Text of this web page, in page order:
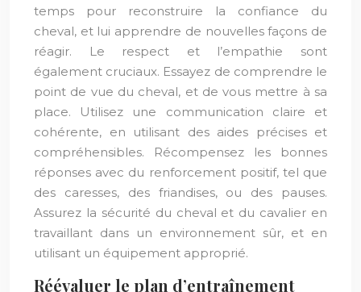
temps pour reconstruire la confiance du
cheval, et lui apprendre de nouvelles façons de
réagir. Le respect et l’empathie sont
également cruciaux. Essayez de comprendre le
point de vue du cheval, et de vous mettre à sa
place. Utilisez une communication claire et
cohérente, en utilisant des aides précises et
compréhensibles. Récompensez les bonnes
réponses avec du renforcement positif, tel que
des caresses, des friandises, ou des pauses.
Assurez la sécurité du cheval et du cavalier en
travaillant dans un environnement sûr, et en
utilisant un équipement approprié.
Réévaluer le plan d’entraînement